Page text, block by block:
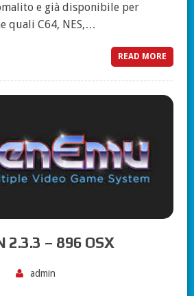
e già disponibile per
quali C64, NES,…
READ MORE
2.3.3 – 896 OSX
admin